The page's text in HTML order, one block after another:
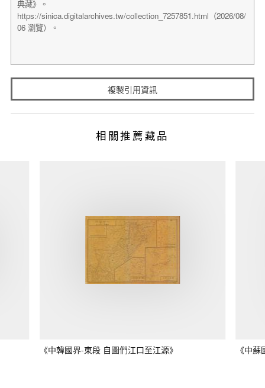
複製引用資訊
相關推薦藏品
《中韓國界-東段 自圖們江口至江源》 《中